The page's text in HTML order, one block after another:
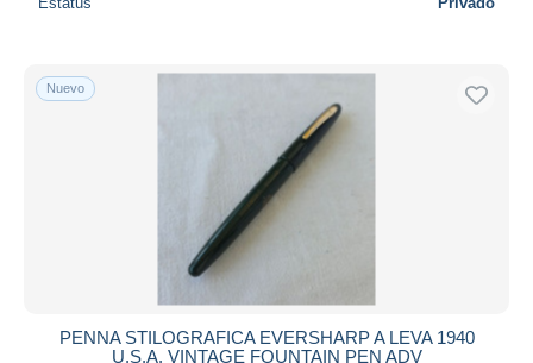
Nuevo
PENNA STILOGRAFICA EVERSHARP A LEVA 1940
U.S.A. VINTAGE FOUNTAIN PEN ADV